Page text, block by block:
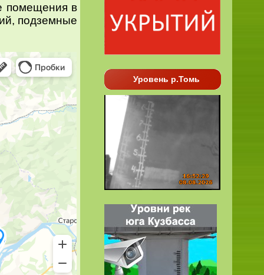
помещения в
подземные
Уровень р.Томь